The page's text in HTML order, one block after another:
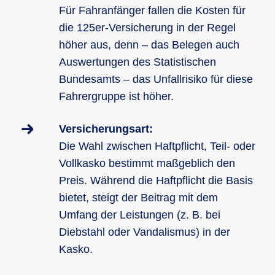
gerechtfertigt sind, und wehrt diese im
Zweifelsfall ab.
Bei Wildunfällen und Glasbruch:
Kollisionen mit Tieren oder Schäden an
der Verglasung des Fahrzeugs werden
abgedeckt, was bei Alltagsnutzung
schnell relevant werden kann.
Wenn Ihr 125er-Motorrad oder -Roller
finanziert ist, sichert die Vollkasko nicht
nur das Fahrzeug ab, sondern sorgt
auch dafür, dass Sie die Restschuld im
Falle eines Totalschadens nicht allein
Für Fahranfänger fallen die Kosten für
die 125er-Versicherung in der Regel
höher aus, denn – das Belegen auch
Auswertungen des Statistischen
Bundesamts – das Unfallrisiko für diese
Fahrergruppe ist höher.
Versicherungsart:
Die Wahl zwischen Haftpflicht, Teil- oder
Vollkasko bestimmt maßgeblich den
Preis. Während die Haftpflicht die Basis
bietet, steigt der Beitrag mit dem
Umfang der Leistungen (z. B. bei
Diebstahl oder Vandalismus) in der
Kasko.